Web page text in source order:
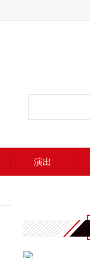
演出